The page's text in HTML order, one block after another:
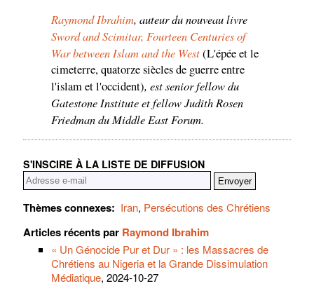
Raymond Ibrahim, auteur du nouveau livre
Sword and Scimitar, Fourteen Centuries of
War between Islam and the West(L'épée et le
cimeterre, quatorze siècles de guerre entre
l'islam et l'occident), est senior fellow du
Gatestone Institute et fellow Judith Rosen
Friedman du Middle East Forum.
S'INSCIRE À LA LISTE DE DIFFUSION
Thèmes connexes: Iran, Persécutions des Chrétiens
Articles récents par Raymond Ibrahim
« Un Génocide Pur et Dur » : les Massacres de
Chrétiens au Nigeria et la Grande Dissimulation
Médiatique, 2024-10-27